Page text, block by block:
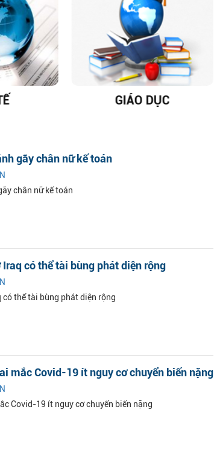
GIÁO DỤC
gãy chân nữ kế toán
chân nữ kế toán
có thể tài bùng phát diện rộng
có thể tài bùng phát diện rộng
mắc Covid-19 ít nguy cơ chuyển biến nặng
Covid-19 ít nguy cơ chuyển biến nặng